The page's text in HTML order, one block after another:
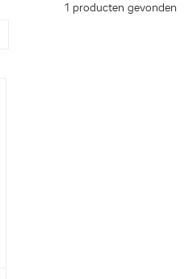
1 producten gevonden